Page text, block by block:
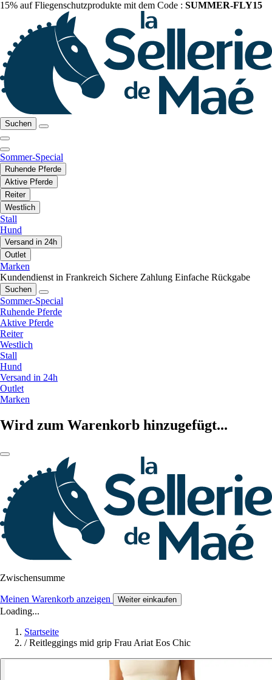
15% auf Fliegenschutzprodukte mit dem Code : SUMMER-FLY15
Suchen
Sommer-Special
Ruhende Pferde
Aktive Pferde
Reiter
Westlich
Stall
Hund
Versand in 24h
Outlet
Marken
Kundendienst in Frankreich Sichere Zahlung Einfache Rückgabe
Suchen
Sommer-Special
Ruhende Pferde
Aktive Pferde
Reiter
Westlich
Stall
Hund
Versand in 24h
Outlet
Marken
Wird zum Warenkorb hinzugefügt...
Zwischensumme
Meinen Warenkorb anzeigen Weiter einkaufen
Loading...
Startseite
/ Reitleggings mid grip Frau Ariat Eos Chic